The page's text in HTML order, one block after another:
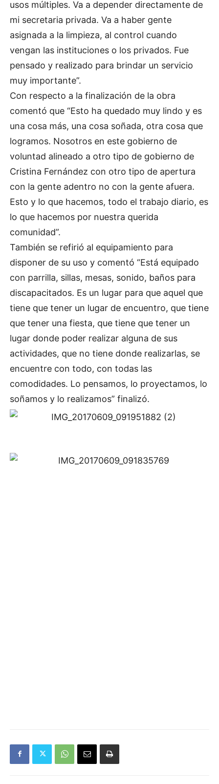
usos múltiples. Va a depender directamente de
mi secretaria privada. Va a haber gente
asignada a la limpieza, al control cuando
vengan las instituciones o los privados. Fue
pensado y realizado para brindar un servicio
muy importante”.
Con respecto a la finalización de la obra
comentó que “Esto ha quedado muy lindo y es
una cosa más, una cosa soñada, otra cosa que
logramos. Nosotros en este gobierno de
voluntad alineado a otro tipo de gobierno de
Cristina Fernández con otro tipo de apertura
con la gente adentro no con la gente afuera.
Esto y lo que hacemos, todo el trabajo diario, es
lo que hacemos por nuestra querida
comunidad”.
También se refirió al equipamiento para
disponer de su uso y comentó “Está equipado
con parrilla, sillas, mesas, sonido, baños para
discapacitados. Es un lugar para que aquel que
tiene que tener un lugar de encuentro, que tiene
que tener una fiesta, que tiene que tener un
lugar donde poder realizar alguna de sus
actividades, que no tiene donde realizarlas, se
encuentre con todo, con todas las
comodidades. Lo pensamos, lo proyectamos, lo
soñamos y lo realizamos” finalizó.